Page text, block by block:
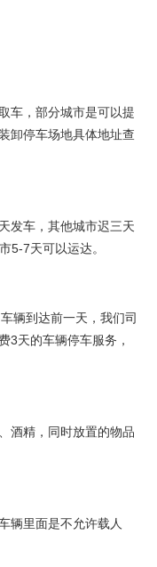
车，部分城市是可以提
卸停车场地具体地址查
发车，其他城市迟三天
5-7天可以运达。
辆到达前一天，我们司
3天的车辆停车服务，
酒精，同时放置的物品
辆里面是不允许载人